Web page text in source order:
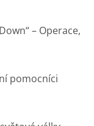
– Operace,
pomocníci